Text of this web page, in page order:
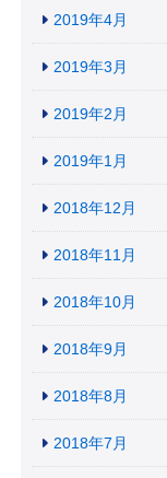
2019年4月
2019年3月
2019年2月
2019年1月
2018年12月
2018年11月
2018年10月
2018年9月
2018年8月
2018年7月